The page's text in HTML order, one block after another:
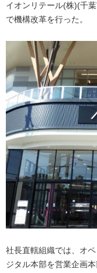
イオンリテール(株)(千
で機構改革を行った。
社長直轄組織では、オ
ジタル本部を営業企画本